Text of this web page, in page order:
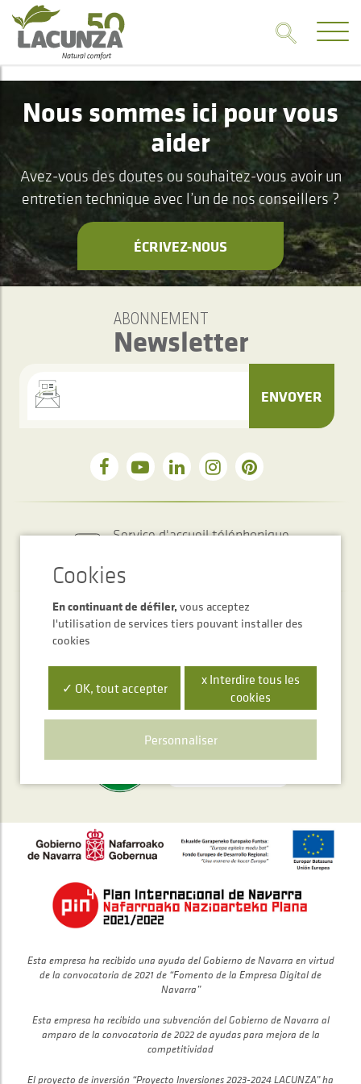
Nous sommes ici pour vous
aider
Avez-vous des doutes ou souhaitez-vous avoir un
entretien technique avec l’un de nos conseillers ?
ÉCRIVEZ-NOUS
ABONNEMENT
Newsletter
ENVOYER
Service d'accueil téléphonique
Polígono Ibarrea, s/n 31800 Alsasua, Navarra, Spain
Esta empresa ha recibido una ayuda del Gobierno de Navarra en virtud
de la convocatoria de 2021 de “Fomento de la Empresa Digital de
Navarra”
Esta empresa ha recibido una subvención del Gobierno de Navarra al
amparo de la convocatoria de 2022 de ayudas para mejora de la
competitividad
El proyecto de inversión “Proyecto Inversiones 2023-2024 LACUNZA” ha
En continuant de défiler,vous acceptez
l'utilisation de services tiers pouvant installer des
cookies
✓ OK, tout accepter
x Interdire tous les
cookies
Personnaliser